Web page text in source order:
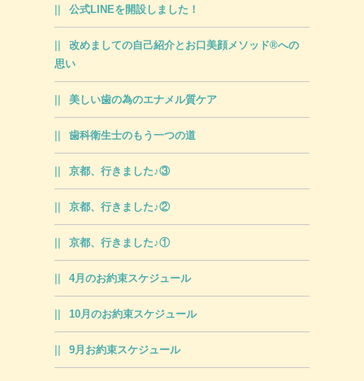
公式LINEを開設しました！
改めましての自己紹介とお口美顔メソッド®への
思い
美しい歯の為のエナメル質ケア
歯科衛生士のもう一つの道
京都、行きました♪③
京都、行きました♪②
京都、行きました♪①
4月のお約束スケジュール
10月のお約束スケジュール
9月お約束スケジュール